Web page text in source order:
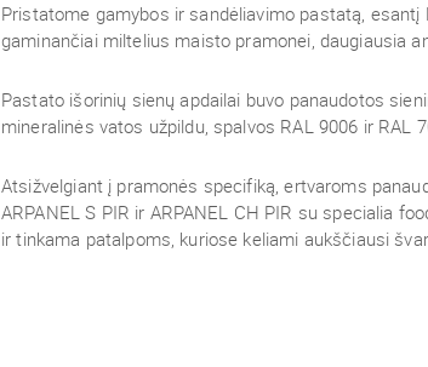
Pristatome gamybos ir sandėliavimo pastatą,
gaminančiai miltelius maisto pramonei, daugiausia
Pastato išorinių sienų apdailai buvo panaudotos
mineralinės vatos užpildu, spalvos RAL 9006 ir RAL
Atsižvelgiant į pramonės specifiką, ertvaroms
ARPANEL S PIR ir ARPANEL CH PIR su specialia
ir tinkama patalpoms, kuriose keliami aukščiausi